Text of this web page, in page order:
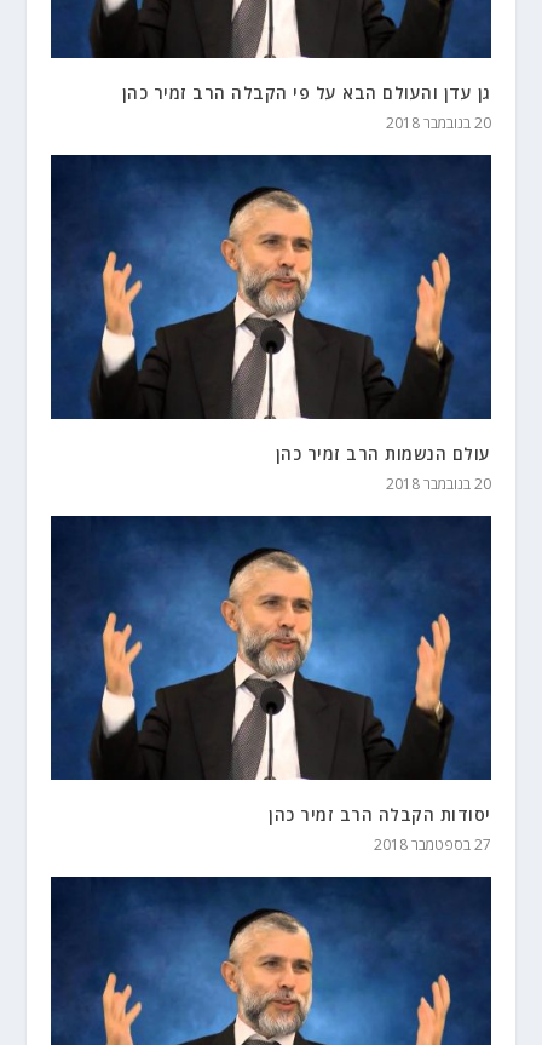
גן עדן והעולם הבא על פי הקבלה הרב זמיר כהן
20 בנובמבר 2018
עולם הנשמות הרב זמיר כהן
20 בנובמבר 2018
יסודות הקבלה הרב זמיר כהן
27 בספטמבר 2018